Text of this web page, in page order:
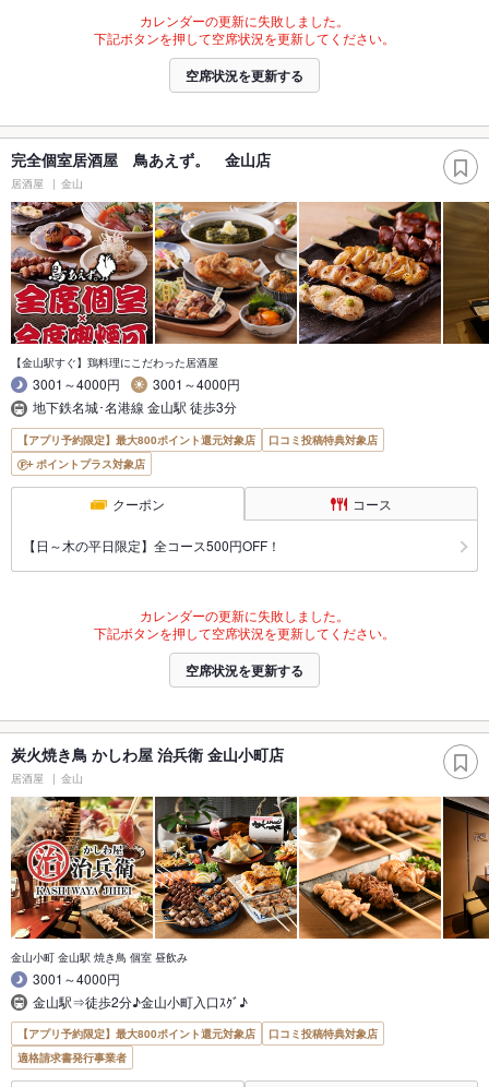
カレンダーの更新に失敗しました。
下記ボタンを押して空席状況を更新してください。
空席状況を更新する
完全個室居酒屋 鳥あえず。 金山店
居酒屋 金山
【金山駅すぐ】鶏料理にこだわった居酒屋
3001～4000円
3001～4000円
地下鉄名城･名港線 金山駅 徒歩3分
【アプリ予約限定】最大800ポイント還元対象店
口コミ投稿特典対象店
ポイントプラス対象店
クーポン コース
【日～木の平日限定】全コース500円OFF！
カレンダーの更新に失敗しました。
下記ボタンを押して空席状況を更新してください。
空席状況を更新する
炭火焼き鳥 かしわ屋 治兵衛 金山小町店
居酒屋 金山
金山小町 金山駅 焼き鳥 個室 昼飲み
3001～4000円
金山駅⇒徒歩2分♪金山小町入口ｽｸﾞ♪
【アプリ予約限定】最大800ポイント還元対象店
口コミ投稿特典対象店
適格請求書発行事業者